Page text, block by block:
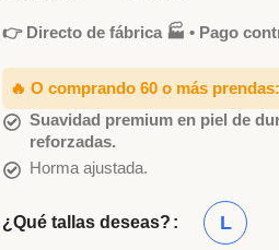
👉 Directo de fábrica 🏭 • Pago
🔥 O comprando 60 o más
Suavidad premium en piel de
reforzadas.
Horma ajustada.
¿Qué tallas deseas? L